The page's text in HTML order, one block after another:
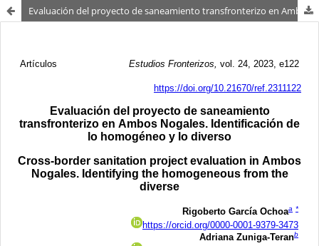
Evaluación del proyecto de saneamiento transfronterizo en Ambos Nogales. Identificando lo homogéneo de lo diverso